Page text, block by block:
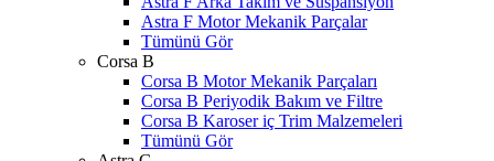
Astra F Motor Mekanik Parçalar
Tümünü Gör
Corsa B
Corsa B Motor Mekanik Parçaları
Corsa B Periyodik Bakım ve Filtre
Corsa B Karoser iç Trim Malzemeleri
Tümünü Gör